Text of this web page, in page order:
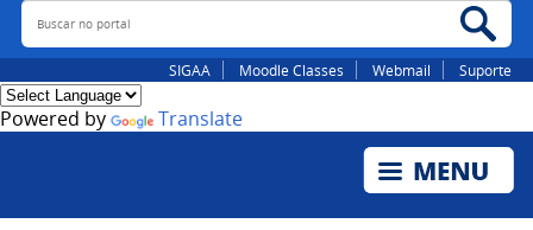
Buscar no portal
SIGAA Moodle Classes Webmail Suporte
Powered by Translate